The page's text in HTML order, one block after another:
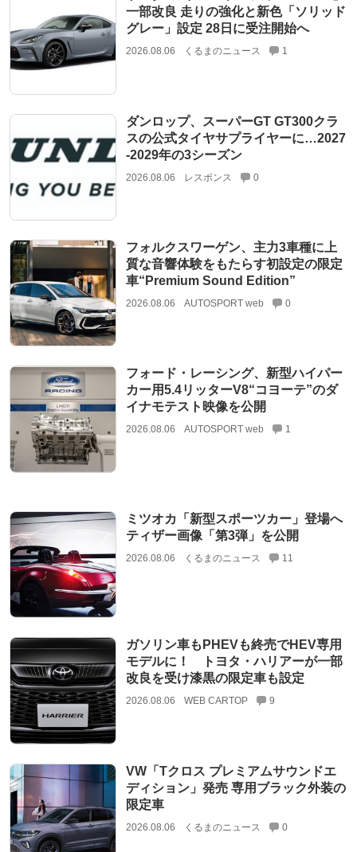
一部改良 走りの強化と新色「ソリッド
グレー」設定 28日に受注開始へ
2026.08.06 くるまのニュース 1
ダンロップ、スーパーGT GT300クラ
スの公式タイヤサプライヤーに…2027
‐2029年の3シーズン
2026.08.06 レスポンス 0
フォルクスワーゲン、主力3車種に上
質な音響体験をもたらす初設定の限定
車“Premium Sound Edition”
2026.08.06 AUTOSPORT web 0
フォード・レーシング、新型ハイパー
カー用5.4リッターV8“コヨーテ”のダ
イナモテスト映像を公開
2026.08.06 AUTOSPORT web 1
ミツオカ「新型スポーツカー」登場へ
ティザー画像「第3弾」を公開
2026.08.06 くるまのニュース 11
ガソリン車もPHEVも終売でHEV専用
モデルに！ トヨタ・ハリアーが一部
改良を受け漆黒の限定車も設定
2026.08.06 WEB CARTOP 9
VW「Tクロス プレミアムサウンドエ
ディション」発売 専用ブラック外装の
限定車
2026.08.06 くるまのニュース 0